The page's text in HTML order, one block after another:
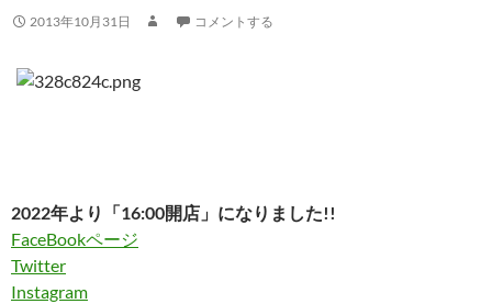
2013年10月31日 コメントする
2022年より「16:00開店」になりました!!
FaceBookページ
Twitter
Instagram